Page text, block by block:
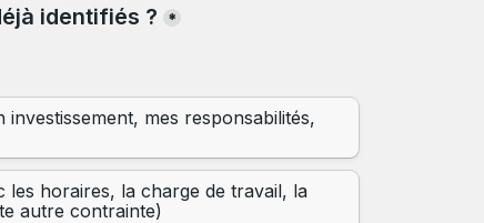
identifiés ? *
mes responsabilités,
les horaires, la charge de travail, la
autre contrainte)